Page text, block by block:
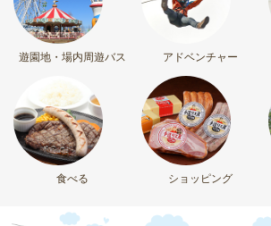
遊園地・場内周遊バス アドベンチャー
食べる ショッピング